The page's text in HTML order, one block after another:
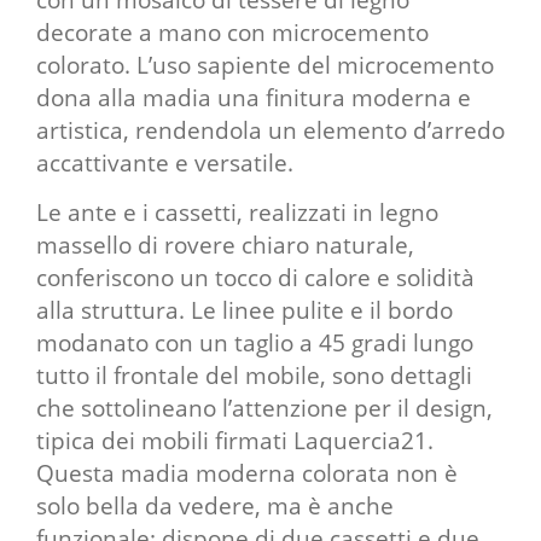
decorate a mano con microcemento
colorato. L’uso sapiente del microcemento
dona alla madia una finitura moderna e
artistica, rendendola un elemento d’arredo
accattivante e versatile.
Le ante e i cassetti, realizzati in legno
massello di rovere chiaro naturale,
conferiscono un tocco di calore e solidità
alla struttura. Le linee pulite e il bordo
modanato con un taglio a 45 gradi lungo
tutto il frontale del mobile, sono dettagli
che sottolineano l’attenzione per il design,
tipica dei mobili firmati Laquercia21.
Questa madia moderna colorata non è
solo bella da vedere, ma è anche